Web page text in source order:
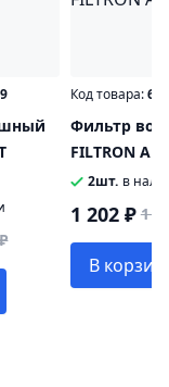
Код товара:
Фильтр
FILTRON
2шт. в
1 202 ₽ 1
В